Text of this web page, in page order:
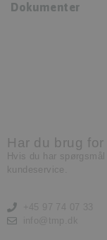
Dokumenter
Har du brug
Hvis du har
kundeservice.